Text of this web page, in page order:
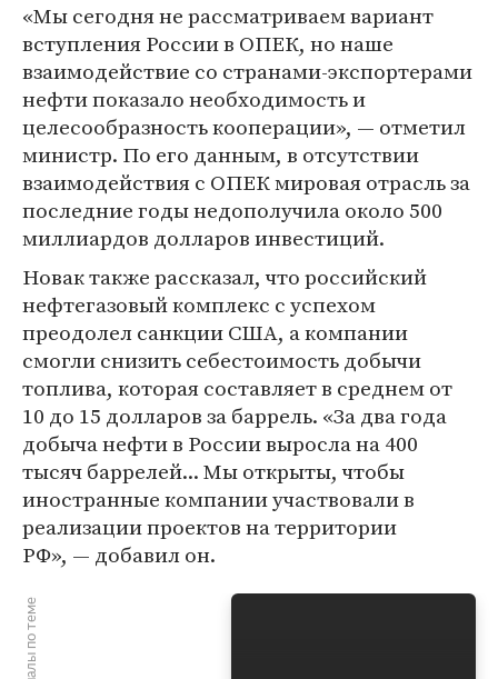
«Мы сегодня не рассматриваем вариант
вступления России в ОПЕК, но наше
взаимодействие со странами-экспортерами
нефти показало необходимость и
целесообразность кооперации», — отметил
министр. По его данным, в отсутствии
взаимодействия с ОПЕК мировая отрасль за
последние годы недополучила около 500
миллиардов долларов инвестиций.
Новак также рассказал, что российский
нефтегазовый комплекс с успехом
преодолел санкции США, а компании
смогли снизить себестоимость добычи
топлива, которая составляет в среднем от
10 до 15 долларов за баррель. «За два года
добыча нефти в России выросла на 400
тысяч баррелей... Мы открыты, чтобы
иностранные компании участвовали в
реализации проектов на территории
РФ», — добавил он.